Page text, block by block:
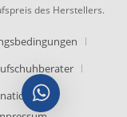
des Herstellers.